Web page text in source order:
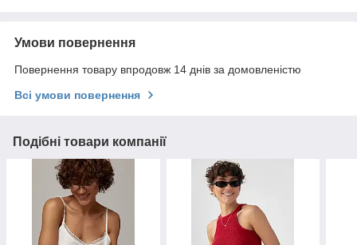
Умови повернення
Повернення товару впродовж 14 днів за домовленістю
Всі умови повернення
Подібні товари компанії